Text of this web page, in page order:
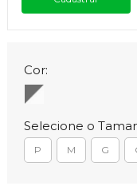
Cor:
Selecione o
P M G